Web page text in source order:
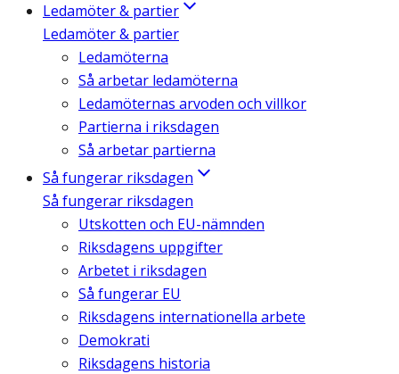
Ledamöter & partier
Ledamöter & partier
Ledamöterna
Så arbetar ledamöterna
Ledamöternas arvoden och villkor
Partierna i riksdagen
Så arbetar partierna
Så fungerar riksdagen
Så fungerar riksdagen
Utskotten och EU-nämnden
Riksdagens uppgifter
Arbetet i riksdagen
Så fungerar EU
Riksdagens internationella arbete
Demokrati
Riksdagens historia